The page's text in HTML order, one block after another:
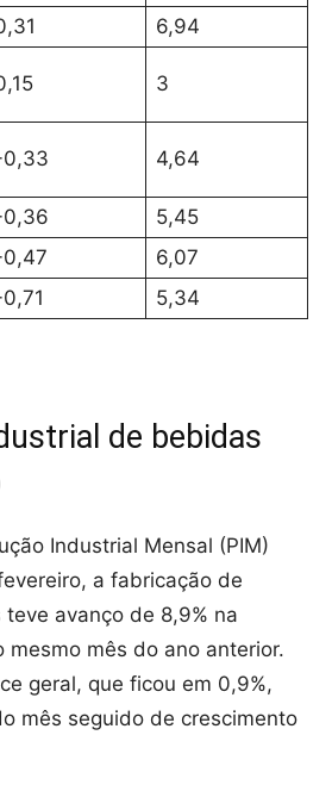
6,94
3
4,64
5,45
6,07
5,34
de bebidas
Industrial Mensal (PIM)
a fabricação de
avanço de 8,9% na
mesmo mês do ano anterior.
geral, que ficou em 0,9%,
mês seguido de crescimento